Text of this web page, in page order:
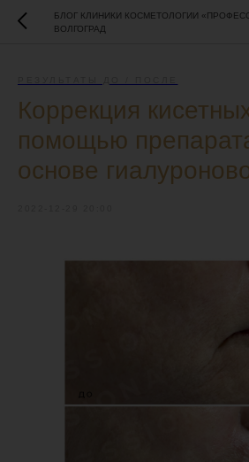
БЛОГ КЛИНИКИ КОСМЕТОЛОГИИ
ВОЛГОГРАД
Коррекция
помощью
основе